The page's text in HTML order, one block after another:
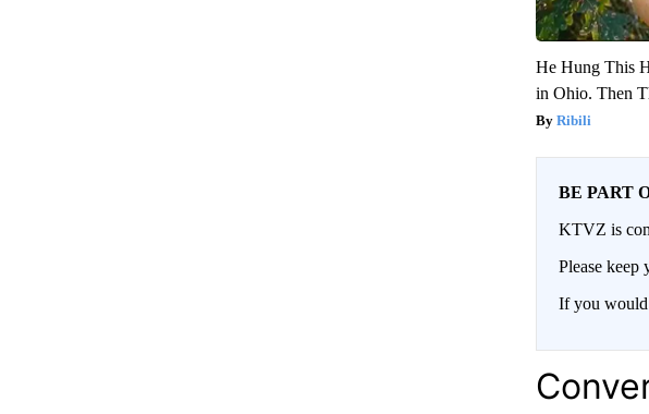
He Hung This
in Ohio. Then
Ribili
BE PART
KTVZ is
Please keep
If you would